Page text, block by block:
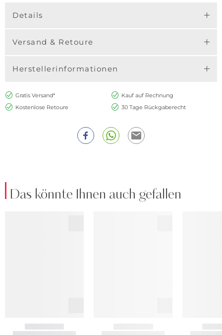
Details
Versand & Retoure
Herstellerinformationen
Gratis Versand*
Kauf auf Rechnung
Kostenlose Retoure
30 Tage Rückgaberecht
Das könnte Ihnen auch gefallen